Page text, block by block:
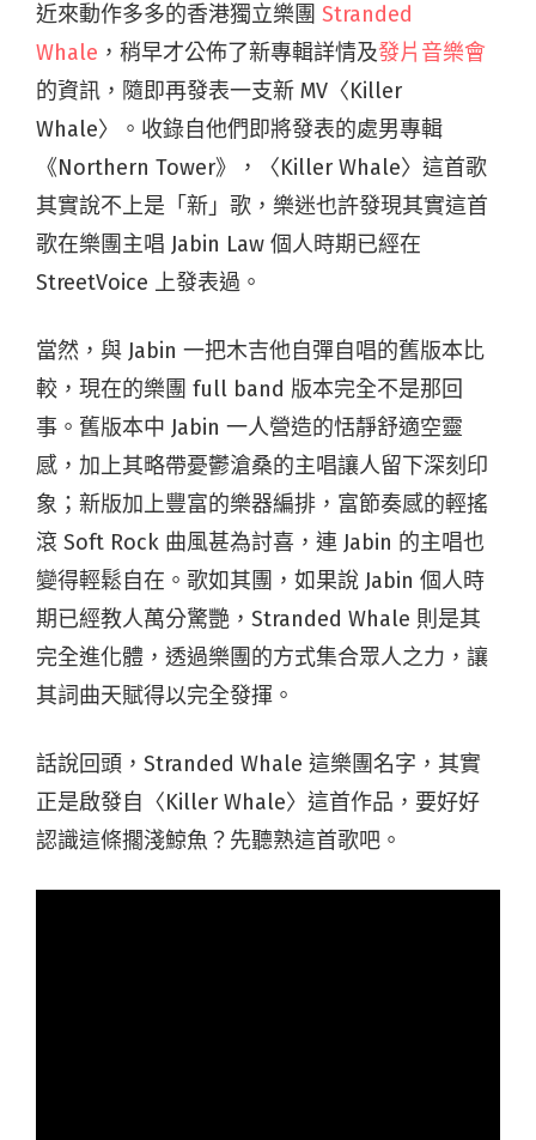
近來動作多多的香港獨立樂團 Stranded
Whale ，稍早才公佈了新專輯詳情及發片音樂會
的資訊，隨即再發表一支新 MV〈Killer
Whale〉。收錄自他們即將發表的處男專輯
《Northern Tower》，〈Killer Whale〉這首歌
其實說不上是「新」歌，樂迷也許發現其實這首
歌在樂團主唱 Jabin Law 個人時期已經在
StreetVoice 上發表過。
當然，與 Jabin 一把木吉他自彈自唱的舊版本比
較，現在的樂團 full band 版本完全不是那回
事。舊版本中 Jabin 一人營造的恬靜舒適空靈
感，加上其略帶憂鬱滄桑的主唱讓人留下深刻印
象；新版加上豐富的樂器編排，富節奏感的輕搖
滾 Soft Rock 曲風甚為討喜，連 Jabin 的主唱也
變得輕鬆自在。歌如其團，如果說 Jabin 個人時
期已經教人萬分驚艷，Stranded Whale 則是其
完全進化體，透過樂團的方式集合眾人之力，讓
其詞曲天賦得以完全發揮。
話說回頭，Stranded Whale 這樂團名字，其實
正是啟發自〈Killer Whale〉這首作品，要好好
認識這條擱淺鯨魚？先聽熟這首歌吧。